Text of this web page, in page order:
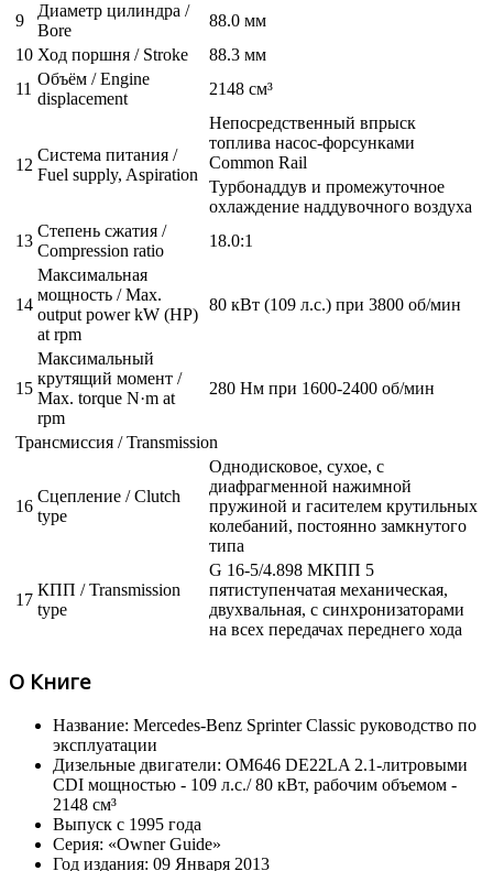
9
Диаметр цилиндра /
Bore
88.0 мм
10 Ход поршня / Stroke
88.3 мм
11
Объём / Engine
displacement
2148 см³
12
Система питания /
Fuel supply, Aspiration
Непосредственный впрыск
топлива насос-форсунками
Common Rail
Турбонаддув и промежуточное
охлаждение наддувочного воздуха
13
Степень сжатия /
Compression ratio
18.0:1
14
Максимальная
мощность / Max.
output power kW (HP)
at rpm
80 кВт (109 л.с.) при 3800 об/мин
15
Максимальный
крутящий момент /
Max. torque N·m at
rpm
280 Нм при 1600-2400 об/мин
Трансмиссия / Transmission
16
Сцепление / Clutch
type
Однодисковое, сухое, с
диафрагменной нажимной
пружиной и гасителем крутильных
колебаний, постоянно замкнутого
типа
17
КПП / Transmission
type
G 16-5/4.898 МКПП 5
пятиступенчатая механическая,
двухвальная, с синхронизаторами
на всех передачах переднего хода
О Книге
Название: Mercedes-Benz Sprinter Classic руководство по
эксплуатации
Дизельные двигатели: OM646 DE22LA 2.1-литровыми
CDI мощностью - 109 л.с./ 80 кВт, рабочим объемом -
2148 см³
Выпуск с 1995 года
Серия: «Owner Guide»
Год издания: 09 Января 2013